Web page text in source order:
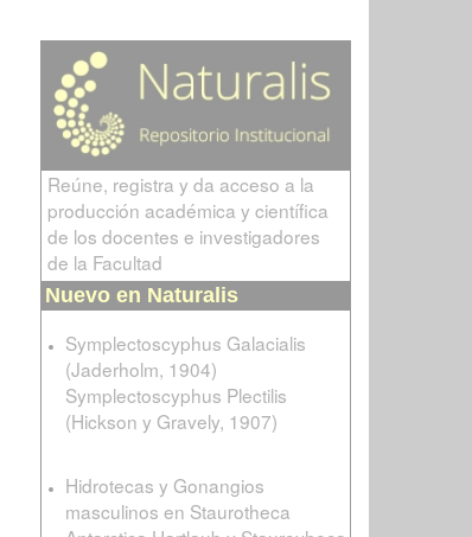
Reúne, registra y da acceso a la
producción académica y científica
de los docentes e investigadores
de la Facultad
Nuevo en Naturalis
Symplectoscyphus Galacialis
(Jaderholm, 1904)
Symplectoscyphus Plectilis
(Hickson y Gravely, 1907)
Hidrotecas y Gonangios
masculinos en Staurotheca